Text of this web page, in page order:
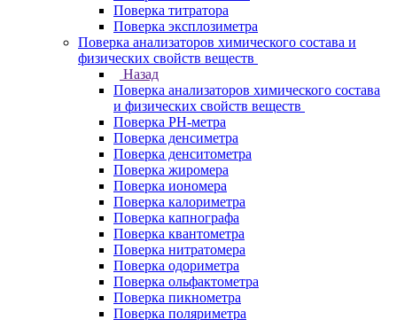
Поверка титратора
Поверка эксплозиметра
Поверка анализаторов химического состава и
физических свойств веществ
Назад
Поверка анализаторов химического состава
и физических свойств веществ
Поверка PH-метра
Поверка денсиметра
Поверка денситометра
Поверка жиромера
Поверка иономера
Поверка калориметра
Поверка капнографа
Поверка квантометра
Поверка нитратомера
Поверка одориметра
Поверка ольфактометра
Поверка пикнометра
Поверка поляриметра